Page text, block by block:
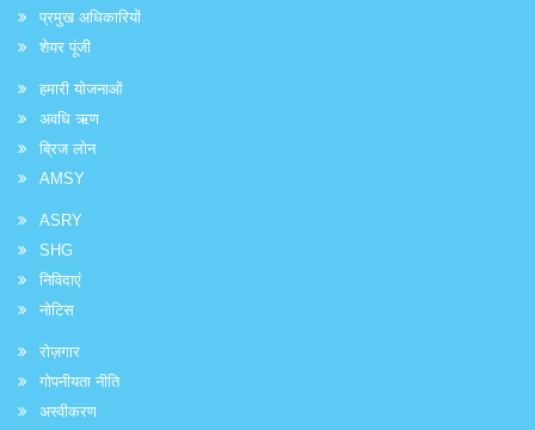
प्रमुख अधिकारियों
शेयर पूंजी
हमारी योजनाओं
अवधि ऋण
ब्रिज लोन
AMSY
ASRY
SHG
निविदाएं
नोटिस
रोज़गार
गोपनीयता नीति
अस्वीकरण